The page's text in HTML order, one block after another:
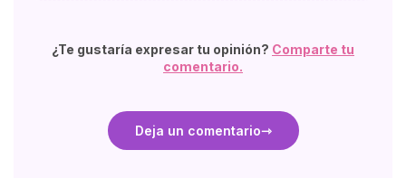
¿Te gustaría expresar tu opinión? Comparte tu
comentario.
Deja un comentario